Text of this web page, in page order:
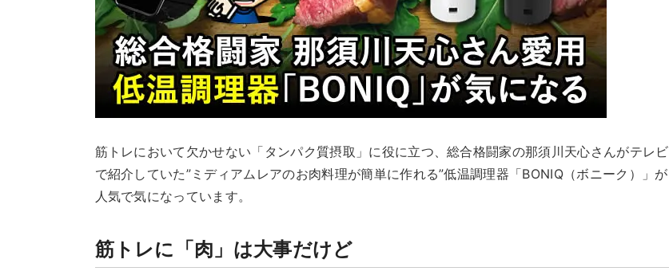
筋トレにおいて欠かせない「タンパク質摂取」に役に立つ、総合格闘家の那須川天心さんがテレビ
で紹介していた”ミディアムレアのお肉料理が簡単に作れる”低温調理器「BONIQ（ボニーク）」が
人気で気になっています。
筋トレに「肉」は大事だけど